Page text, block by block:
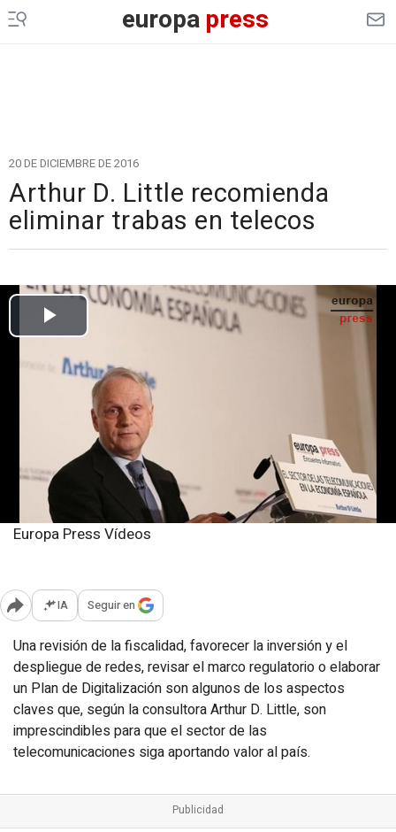
europapress
20 DE DICIEMBRE DE 2016
Arthur D. Little recomienda
eliminar trabas en telecos
Europa Press Vídeos
Abrir opciones para compartir
IA Seguir en
Una revisión de la fiscalidad, favorecer la inversión y el
despliegue de redes, revisar el marco regulatorio o elaborar
un Plan de Digitalización son algunos de los aspectos
claves que, según la consultora Arthur D. Little, son
imprescindibles para que el sector de las
telecomunicaciones siga aportando valor al país.